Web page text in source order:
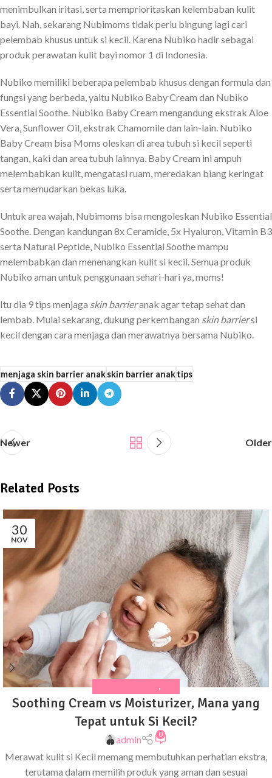
menimbulkan iritasi, serta memprioritaskan kelembaban kulit
bayi. Nah, sekarang Nubimoms tidak perlu bingung lagi cari
pelembab khusus untuk si kecil. Karena Nubiko hadir sebagai
produk perawatan kulit bayi nomor 1 di Indonesia.
Nubiko memiliki beberapa pelembab khusus dengan formula dan
fungsi yang berbeda, yaitu Nubiko Baby Cream dan Nubiko
Essential Soothe. Nubiko Baby Cream mengandung ekstrak Aloe
Vera, Sunflower Oil, ekstrak Chamomile dan lain-lain. Nubiko
Baby Cream bisa Moms oleskan di area tubuh si kecil seperti
tangan, kaki dan area tubuh lainnya. Baby Cream ini ampuh
melembabkan kulit, mengatasi ruam, meredakan biang keringat
serta memudarkan bekas luka.
Untuk area wajah, Nubimoms bisa mengoleskan Nubiko Essential
Soothe. Dengan kandungan 8x Ceramide, 5x Hyaluron, Vitamin B3
serta Natural Peptide, Nubiko Essential Soothe mampu
melembabkan dan menenangkan kulit si kecil. Semua produk
Nubiko aman untuk penggunaan sehari-hari ya, moms!
Itu dia 9 tips menjaga skin barrieranak agar tetap sehat dan
lembab. Mulai sekarang, dukung perkembangan skin barriersi
kecil dengan cara menjaga dan merawatnya bersama Nubiko.
menjaga skin barrier anakskin barrier anaktips
Newer Older
Related Posts
30
NOV
,
Soothing Cream vs Moisturizer, Mana yang
Tepat untuk Si Kecil?
admin 0
Merawat kulit si Kecil memang membutuhkan perhatian ekstra,
terutama dalam memilih produk yang aman dan sesuai